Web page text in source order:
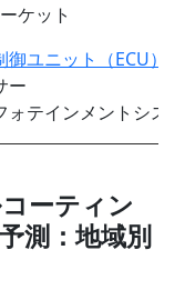
ケット
御ユニット（ECU）
ー
ォテインメントシス
ーティン
測：地域別